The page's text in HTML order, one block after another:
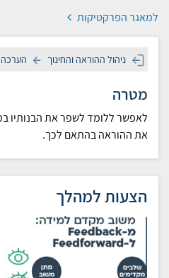
למאגר הפרקטיקות
ניהול ההוראה והחינוך הערכה
מטרה
לאפשר ללומד לשפר את הבנותיו
את ההוראה בהתאם לכך.
הצעות למהלך